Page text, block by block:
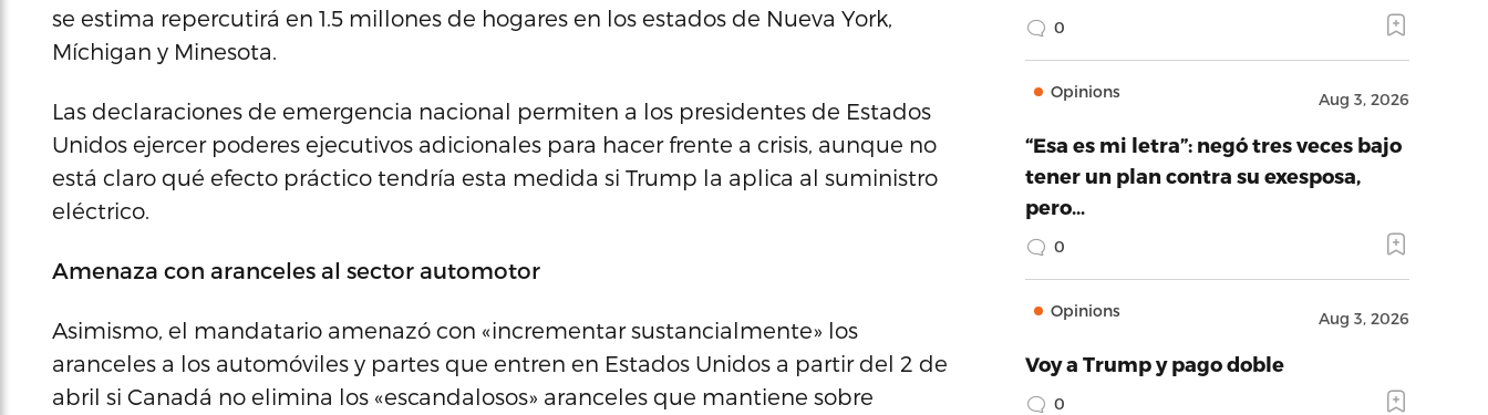
se estima repercutirá en 1.5 millones de hogares en los estados de Nueva York,
Míchigan y Minesota.
Las declaraciones de emergencia nacional permiten a los presidentes de Estados
Unidos ejercer poderes ejecutivos adicionales para hacer frente a crisis, aunque no
está claro qué efecto práctico tendría esta medida si Trump la aplica al suministro
eléctrico.
Amenaza con aranceles al sector automotor
Asimismo, el mandatario amenazó con «incrementar sustancialmente» los
aranceles a los automóviles y partes que entren en Estados Unidos a partir del 2 de
abril si Canadá no elimina los «escandalosos» aranceles que mantiene sobre
0
Opinions Aug 3, 2026
“Esa es mi letra”: negó tres veces bajo
tener un plan contra su exesposa,
pero…
0
Opinions Aug 3, 2026
Voy a Trump y pago doble
0